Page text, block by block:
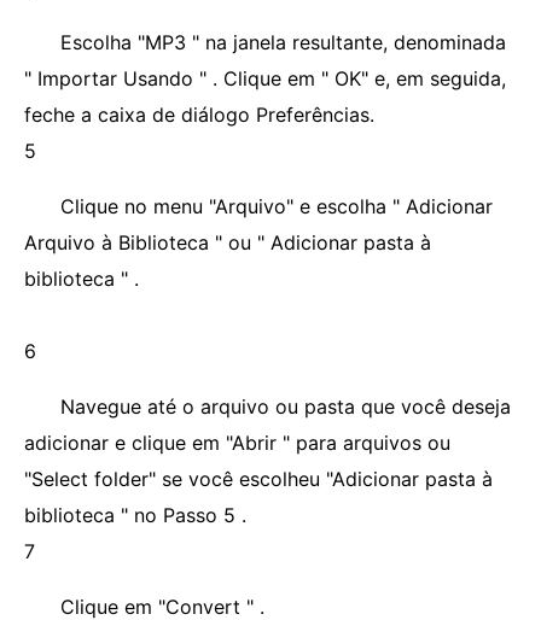
Escolha "MP3 " na janela resultante, denominada
" Importar Usando " . Clique em " OK" e, em seguida,
feche a caixa de diálogo Preferências.
5
Clique no menu "Arquivo" e escolha " Adicionar
Arquivo à Biblioteca " ou " Adicionar pasta à
biblioteca " .
6
Navegue até o arquivo ou pasta que você deseja
adicionar e clique em "Abrir " para arquivos ou
"Select folder" se você escolheu "Adicionar pasta à
biblioteca " no Passo 5 .
7
Clique em "Convert " .